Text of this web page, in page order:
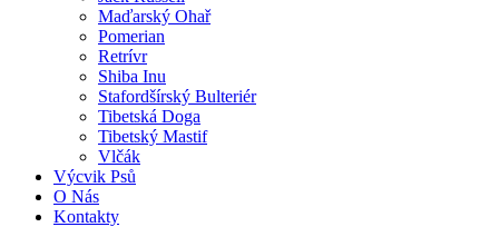
Maďarský Ohař
Pomerian
Retrívr
Shiba Inu
Stafordšírský Bulteriér
Tibetská Doga
Tibetský Mastif
Vlčák
Výcvik Psů
O Nás
Kontakty